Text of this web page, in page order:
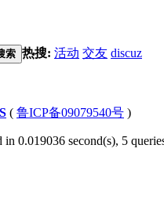
索 热搜: 活动 交友 discuz
( 鲁ICP备09079540号 )
in 0.019036 second(s), 5